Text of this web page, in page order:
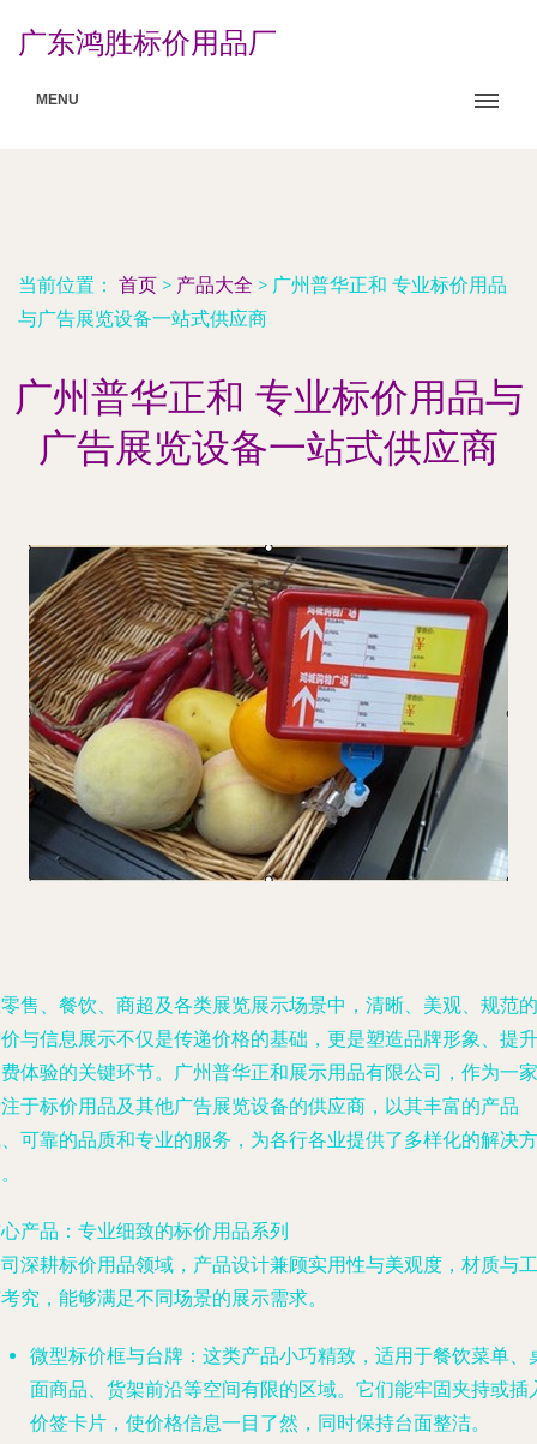
广东鸿胜标价用品厂
MENU
当前位置： 首页 > 产品大全 > 广州普华正和 专业标价用品
与广告展览设备一站式供应商
广州普华正和 专业标价用品与
广告展览设备一站式供应商
售、餐饮、商超及各类展览展示场景中，清晰、美观、规范的
与信息展示不仅是传递价格的基础，更是塑造品牌形象、提升
体验的关键环节。广州普华正和展示用品有限公司，作为一家
于标价用品及其他广告展览设备的供应商，以其丰富的产品
可靠的品质和专业的服务，为各行各业提供了多样化的解决方
产品：专业细致的标价用品系列
深耕标价用品领域，产品设计兼顾实用性与美观度，材质与工
究，能够满足不同场景的展示需求。
微型标价框与台牌 ：这类产品小巧精致，适用于餐饮菜单、
面商品、货架前沿等空间有限的区域。它们能牢固夹持或插
价签卡片，使价格信息一目了然，同时保持台面整洁。